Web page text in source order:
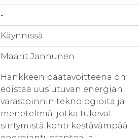
-
Käynnissä
Maarit Janhunen
Hankkeen päätavoitteena on
edistää uusiutuvan energian
varastoinnin teknologioita ja
menetelmiä. jotka tukevat
siirtymistä kohti kestävämpää